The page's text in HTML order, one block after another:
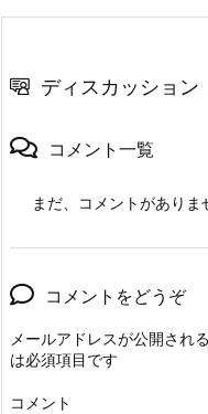
ディスカッション
コメント一覧
まだ、コメントがありま
コメントをどうぞ
メールアドレスが公開され
は必須項目です
コメント